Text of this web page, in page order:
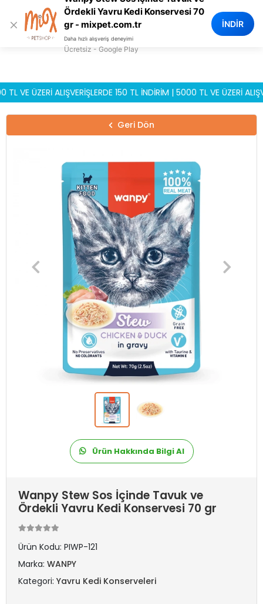
ÜZERİ ALIŞVERİŞLERDE 150 TL İNDİRİM | 5000 TL VE ÜZERİ
0
Geri Dön
Ürün Hakkında Bilgi Al
Wanpy Stew Sos İçinde Tavuk ve
Ördekli Yavru Kedi Konservesi 70 gr
Ürün Kodu: PIWP-121
Marka: WANPY
Kategori: Yavru Kedi Konserveleri
×
Ördekli Yavru Kedi Konservesi 70
gr - mixpet.com.tr
Daha hızlı alışveriş deneyimi
Ücretsiz - Google Play
İNDİR